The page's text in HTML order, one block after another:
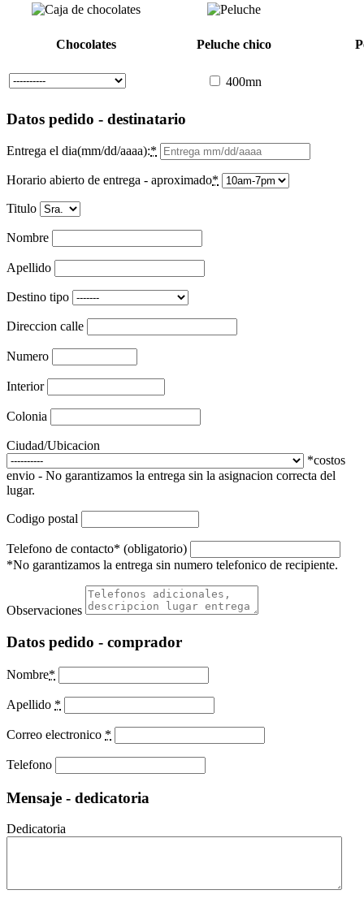
Chocolates Peluche chico
400mn
Datos pedido - destinatario
Entrega el dia(mm/dd/aaaa):*
Horario abierto de entrega - aproximado*
Titulo
Nombre
Apellido
Destino tipo
Direccion calle
Numero
Interior
Colonia
Ciudad/Ubicacion
*costos
envio - No garantizamos la entrega sin la asignacion correcta del
lugar.
Codigo postal
Telefono de contacto* (obligatorio)
*No garantizamos la entrega sin numero telefonico de recipiente.
Observaciones
Datos pedido - comprador
Nombre*
Apellido *
Correo electronico *
Telefono
Mensaje - dedicatoria
Dedicatoria